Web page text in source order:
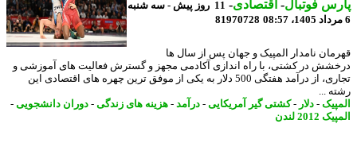
فوتبال-اقتصادی-
11 روز پیش - سه شنبه
81970728
نامدار المپیک و جهان پس از سال ها
در کشتی، با راه اندازی آکادمی مجهز و گسترش فعالیت های آموزشی و
تجاری، از درآمد هفتگی 500 دلار به یکی از موفق ترین چهره های اقتصادی این
...
-دلار-کشتی گیر آمریکایی-درآمد- هزینه های زندگی-دوران دانشجویی-
لندن